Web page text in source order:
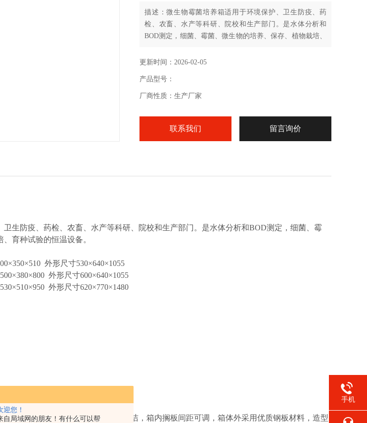
迎您！
自局域网的朋友！有什么可以帮
描述：微生物霉菌培养箱适用于环境保护、卫生防疫、药
检、农畜、水产等科研、院校和生产部门。是水体分析和
BOD测定，细菌、霉菌、微生物的培养、保存、植物栽培、
更新时间：2026-02-05
产品型号：
厂商性质：生产厂家
联系我们 留言询价
卫生防疫、药检、农畜、水产等科研、院校和生产部门。是水体分析和BOD测定，细菌、霉
育种试验的恒温设备。
外形尺寸530×640×1055
外形尺寸600×640×1055
外形尺寸620×770×1480
控制器，控温精确可靠。
用氩弧焊制作而成，半圆弧四角易清洁，箱内搁板间距可调，箱体外采用优质钢板材料，造型
手机